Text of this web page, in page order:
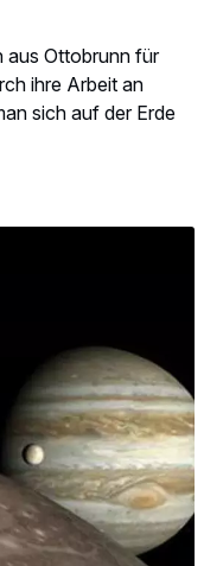
aus Ottobrunn für
ihre Arbeit an
sich auf der Erde